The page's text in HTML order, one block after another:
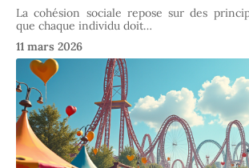
La cohésion sociale repose sur des
que chaque individu doit…
11 mars 2026